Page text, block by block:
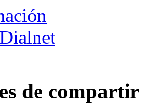
de compartir